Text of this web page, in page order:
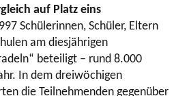
auf Platz eins
Schülerinnen, Schüler, Eltern
am diesjährigen
beteiligt – rund 8.000
In dem dreiwöchigen
die Teilnehmenden gegenüber